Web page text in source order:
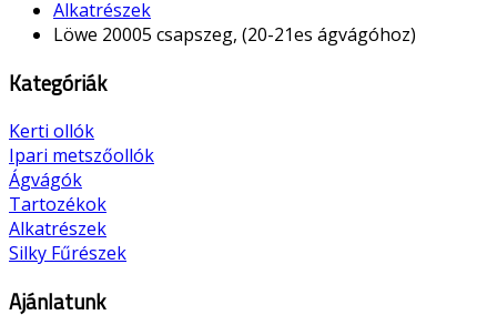
Alkatrészek
Löwe 20005 csapszeg, (20-21es ágvágóhoz)
Kategóriák
Kerti ollók
Ipari metszőollók
Ágvágók
Tartozékok
Alkatrészek
Silky Fűrészek
Ajánlatunk